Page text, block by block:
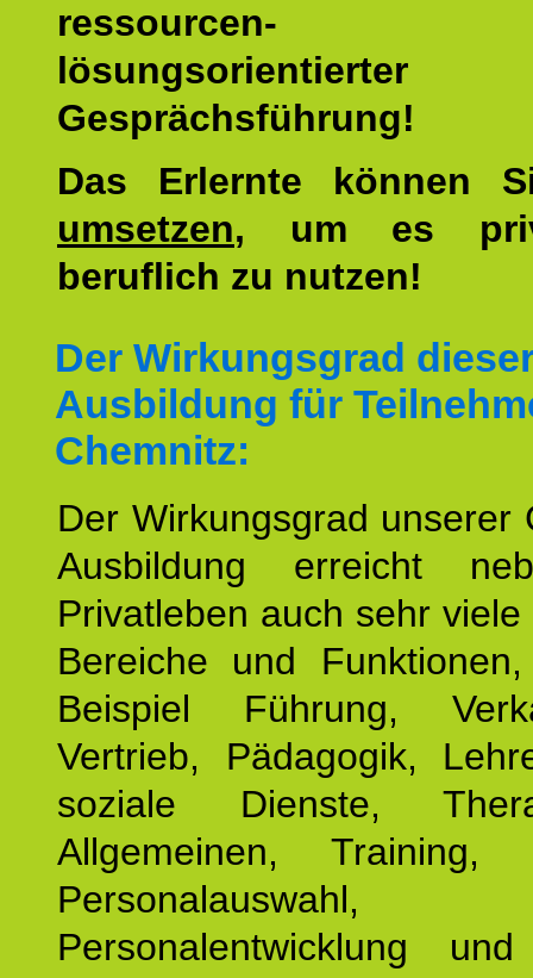
lösungsorientierter
Gesprächsführung!
Das Erlernte können
umsetzen, um es
beruflich zu nutzen!
Der Wirkungsgrad
Ausbildung für
Chemnitz:
Der Wirkungsgrad unserer
Ausbildung erreicht
Privatleben auch sehr
Bereiche und
Beispiel Führung,
Vertrieb, Pädagogik,
soziale Dienste,
Allgemeinen, Training,
Personalauswahl,
Personalentwicklung